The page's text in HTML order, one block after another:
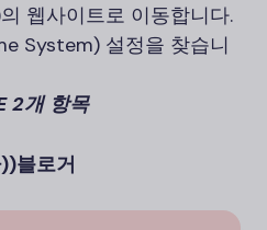
웹사이트로 이동합니다.
System) 설정을 찾습니
2개 항목
)블로거